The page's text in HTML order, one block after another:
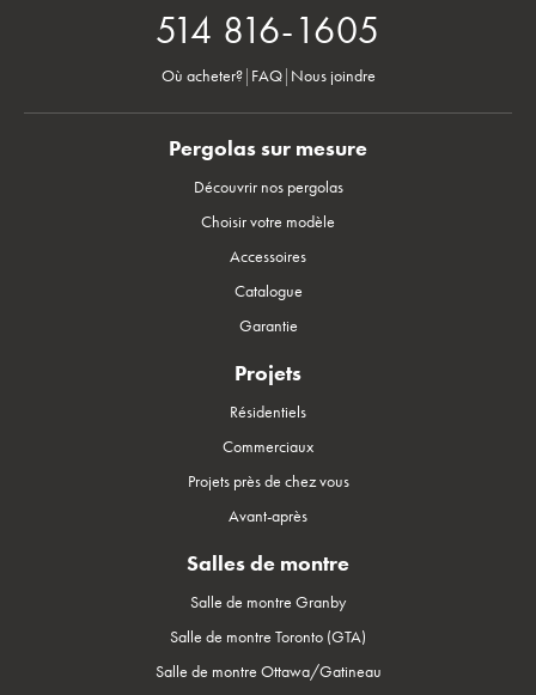
514 816-1605
Où acheter?| FAQ| Nous joindre
Pergolas sur mesure
Découvrir nos pergolas
Choisir votre modèle
Accessoires
Catalogue
Garantie
Projets
Résidentiels
Commerciaux
Projets près de chez vous
Avant-après
Salles de montre
Salle de montre Granby
Salle de montre Toronto (GTA)
Salle de montre Ottawa/Gatineau